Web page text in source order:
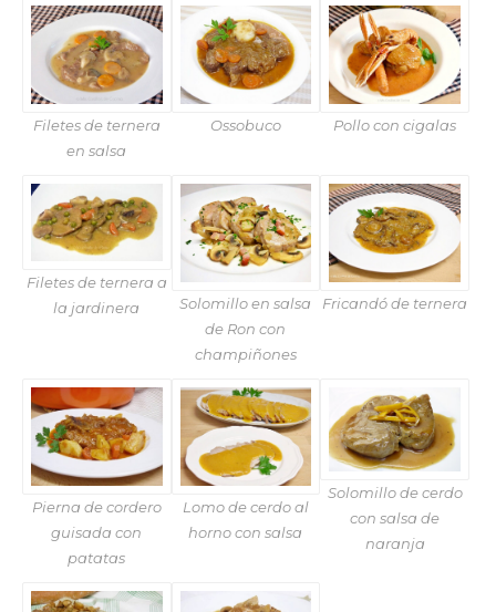
Filetes de ternera
en salsa
Ossobuco Pollo con cigalas
Filetes de ternera a
la jardinera
Solomillo en salsa
de Ron con
champiñones
Fricandó de ternera
Pierna de cordero
guisada con
patatas
Lomo de cerdo al
horno con salsa
Solomillo de cerdo
con salsa de
naranja